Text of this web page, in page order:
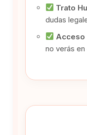
Trato
dudas
Acceso
no verás